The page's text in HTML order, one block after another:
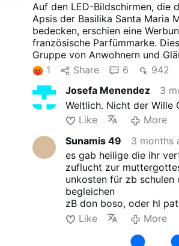
Auf den LED-Bildschirmen, die
Apsis der Basilika Santa Maria
bedecken, erschien eine
französische Parfümmarke.
Gruppe von Anwohnern und
Monti-Viertel, einen Protestbrief
Rolandas Makrickas zu
"Kommerzialisierung" der
kritisierten. Die Bildschirme
Restaurierungsarbeiten
begannen. Damals sagten
dass die Werbeeinnahmen dazu
Renovierungskosten im Vorfeld
decken.
1 Share 6 942
Josefa Menendez
3
Weltlich. Nicht der Wille
Like
More
Sunamis 49
3 months
es gab heilige die ihr
zuflucht zur
unkosten für zb schulen
begleichen
zB don boso, oder hl
Like
More